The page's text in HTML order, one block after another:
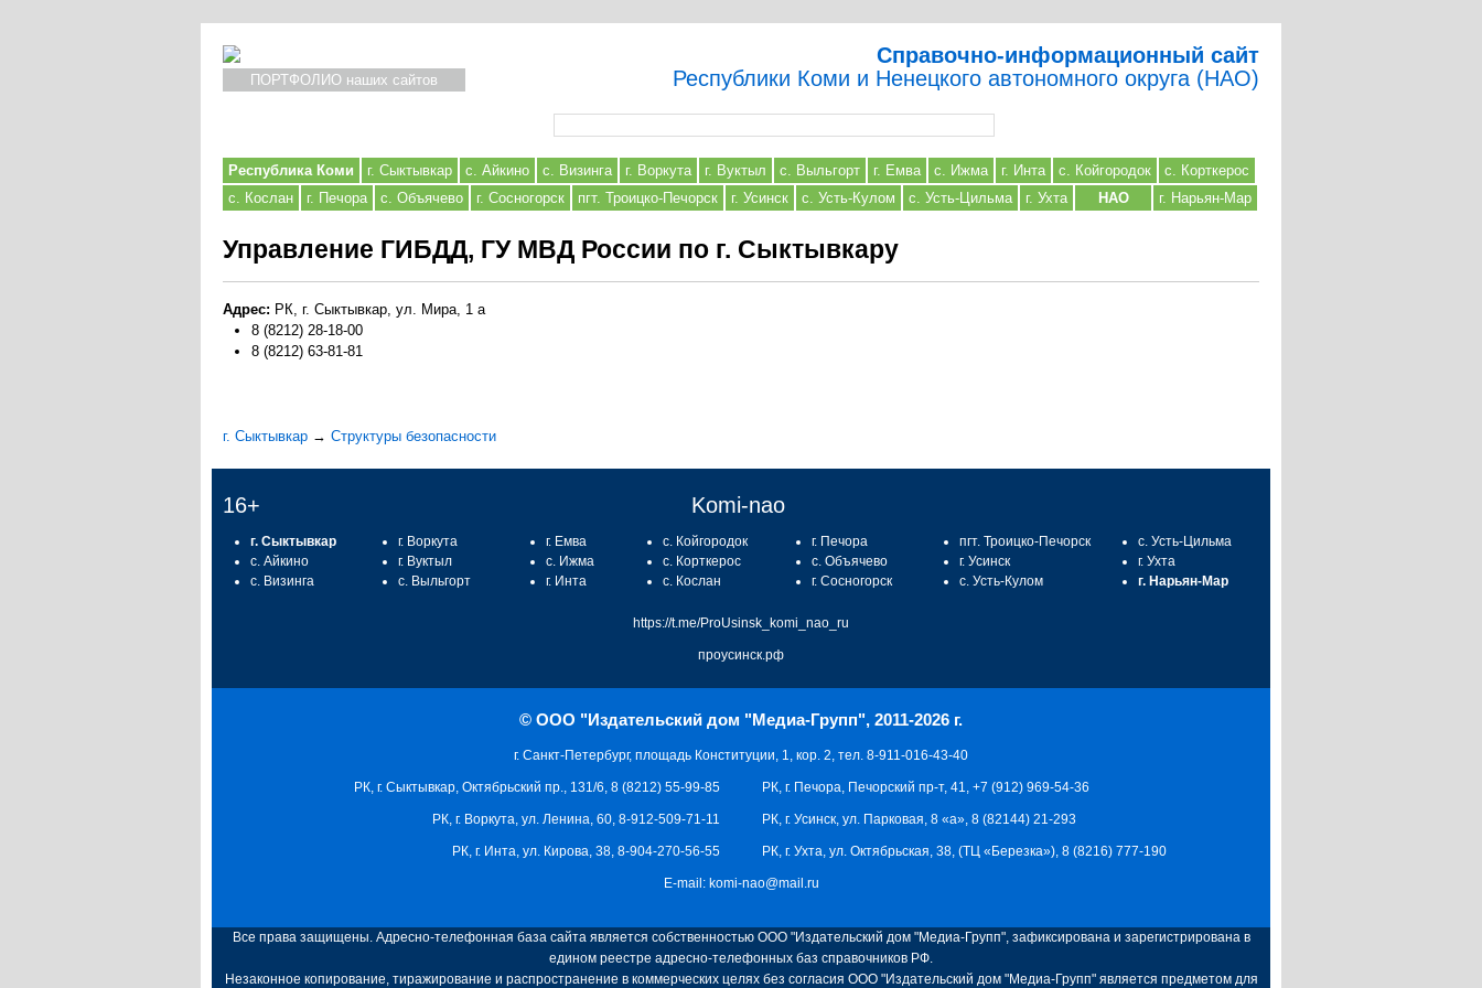
ПОРТФОЛИО наших сайтов
Справочно-информационный сайт
Республики Коми и Ненецкого автономного округа (НАО)
Республика Коми г. Сыктывкар с. Айкино с. Визинга г. Воркута г. Вуктыл с. Выльгорт г. Емва с. Ижма г. Инта с. Койгородок
с. Корткерос
с. Кослан
г. Печора с. Объячево г. Сосногорск пгт. Троицко-Печорск г. Усинск с. Усть-Кулом с. Усть-Цильма г. Ухта НАО г. Нарьян-Мар
Управление ГИБДД, ГУ МВД России по г. Сыктывкару
Адрес: РК, г. Сыктывкар, ул. Мира, 1 а
8 (8212) 28-18-00
8 (8212) 63-81-81
г. Сыктывкар → Структуры безопасности
16+ Komi-nao
г. Сыктывкар
с. Айкино
с. Визинга
г. Воркута
г. Вуктыл
с. Выльгорт
г. Емва
с. Ижма
г. Инта
с. Койгородок
с. Корткерос
с. Кослан
г. Печора
с. Объячево
г. Сосногорск
пгт. Троицко-Печорск
г. Усинск
с. Усть-Кулом
с. Усть-Цильма
г. Ухта
г. Нарьян-Мар
https://t.me/ProUsinsk_komi_nao_ru
проусинск.рф
© ООО "Издательский дом "Медиа-Групп", 2011-2026 г.
г. Санкт-Петербург, площадь Конституции, 1, кор. 2, тел. 8-911-016-43-40
РК, г. Печора, Печорский пр-т, 41, +7 (912) 969-54-36
РК, г. Усинск, ул. Парковая, 8 «а», 8 (82144) 21-293
РК, г. Ухта, ул. Октябрьская, 38, (ТЦ «Березка»), 8 (8216) 777-190
РК, г. Сыктывкар, Октябрьский пр., 131/6, 8 (8212) 55-99-85
РК, г. Воркута, ул. Ленина, 60, 8-912-509-71-11
РК, г. Инта, ул. Кирова, 38, 8-904-270-56-55
E-mail: komi-nao@mail.ru
Все права защищены. Адресно-телефонная база сайта является собственностью ООО "Издательский дом "Медиа-Групп", зафиксирована и зарегистрирована в
едином реестре адресно-телефонных баз справочников РФ.
Незаконное копирование, тиражирование и распространение в коммерческих целях без согласия ООО "Издательский дом "Медиа-Групп" является предметом для